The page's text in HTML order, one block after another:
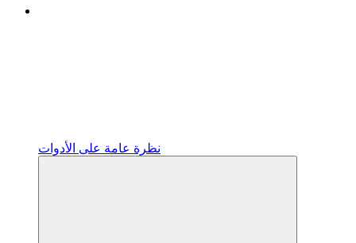
نظرة عامة على الأدوات